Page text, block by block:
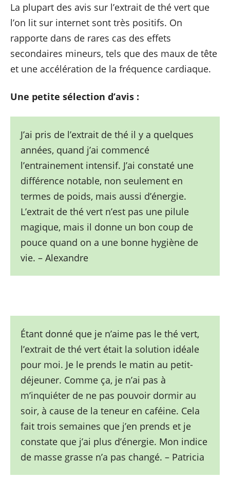
La plupart des avis sur l’extrait de thé vert que
l’on lit sur internet sont très positifs. On
rapporte dans de rares cas des effets
secondaires mineurs, tels que des maux de tête
et une accélération de la fréquence cardiaque.
Une petite sélection d’avis :
J’ai pris de l’extrait de thé il y a quelques
années, quand j’ai commencé
l’entrainement intensif. J’ai constaté une
différence notable, non seulement en
termes de poids, mais aussi d’énergie.
L’extrait de thé vert n’est pas une pilule
magique, mais il donne un bon coup de
pouce quand on a une bonne hygiène de
vie. – Alexandre
Étant donné que je n’aime pas le thé vert,
l’extrait de thé vert était la solution idéale
pour moi. Je le prends le matin au petit-
déjeuner. Comme ça, je n’ai pas à
m’inquiéter de ne pas pouvoir dormir au
soir, à cause de la teneur en caféine. Cela
fait trois semaines que j’en prends et je
constate que j’ai plus d’énergie. Mon indice
de masse grasse n’a pas changé. – Patricia